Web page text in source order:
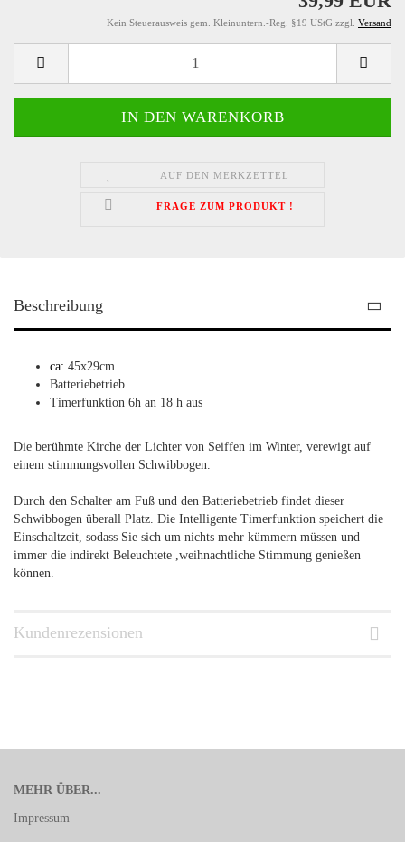
Kein Steuerausweis gem. Kleinuntern.-Reg. §19 UStG zzgl. Versand
AUF DEN MERKZETTEL
FRAGE ZUM PRODUKT !
Beschreibung
ca: 45x29cm
Batteriebetrieb
Timerfunktion 6h an 18 h aus
Die berühmte Kirche der Lichter von Seiffen im Winter, verewigt auf
einem stimmungsvollen Schwibbogen.
Durch den Schalter am Fuß und den Batteriebetrieb findet dieser
Schwibbogen überall Platz. Die Intelligente Timerfunktion speichert die
Einschaltzeit, sodass Sie sich um nichts mehr kümmern müssen und
immer die indirekt Beleuchtete ,weihnachtliche Stimmung genießen
können.
Kundenrezensionen
MEHR ÜBER...
Impressum